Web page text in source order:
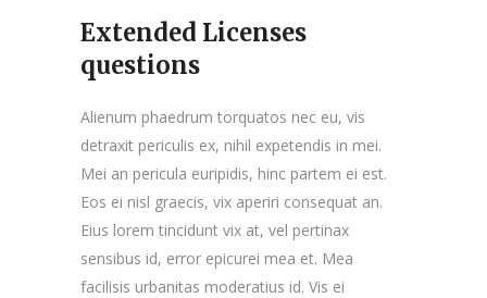
Extended Licenses
questions
Alienum phaedrum torquatos nec eu, vis
detraxit periculis ex, nihil expetendis in mei.
Mei an pericula euripidis, hinc partem ei est.
Eos ei nisl graecis, vix aperiri consequat an.
Eius lorem tincidunt vix at, vel pertinax
sensibus id, error epicurei mea et. Mea
facilisis urbanitas moderatius id. Vis ei